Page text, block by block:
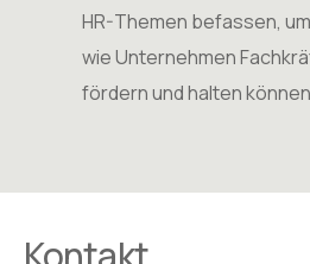
HR-Themen befassen,
wie Unternehmen
fördern und halten